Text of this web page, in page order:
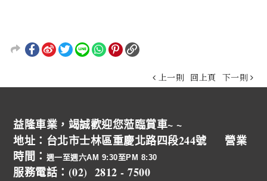
上一則 回上頁 下一則
益隆車業，竭誠歡迎您蒞臨賞車~ ~
地址：台北市士林區重慶北路四段244號 營業
時間： 週一至週六AM 9:30至PM 8:30
服務電話：(02) 2812 - 7500